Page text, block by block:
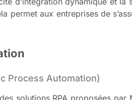
permet aux entreprises de
Process Automation)